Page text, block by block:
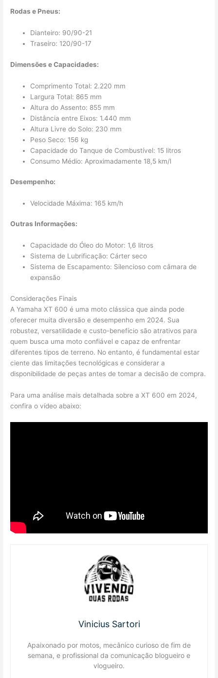
Rodas e Pneus:
Dianteiro: 90/90-21
Traseiro: 120/90-17
Dimensões e Capacidades:
Comprimento Total: 2.220 mm
Largura Total: 865 mm
Altura do Assento: 855 mm
Distância entre Eixos: 1.440 mm
Altura Livre do Solo: 230 mm
Peso Seco: 156 kg
Capacidade do Tanque de Combustível: 15 litros
Consumo Médio: Aproximadamente 18,5 km/l
Desempenho:
Velocidade Máxima: 165 km/h
Outras Informações:
Capacidade do Óleo do Motor: 1,6 litros
Sistema de Lubrificação: Cárter seco
Sistema de Escapamento: Silencioso com câmara de
expansão
Considerações Finais
A Yamaha XT 600 é uma moto clássica que ainda pode
oferecer muita diversão e desempenho em 2024. Sua
robustez, versatilidade e custo-benefício são atrativos para
quem busca uma moto confiável e capaz de enfrentar
diferentes tipos de terreno. No entanto, é fundamental estar
ciente das limitações tecnológicas e considerar a
disponibilidade de peças antes de tomar a decisão de compra.
Para uma análise mais detalhada sobre a XT 600 em 2024,
confira o vídeo abaixo:
Vinicius Sartori
Apaixonado por motos, mecânico curioso de fim de
semana, e profissional da comunicação blogueiro e
vlogueiro.